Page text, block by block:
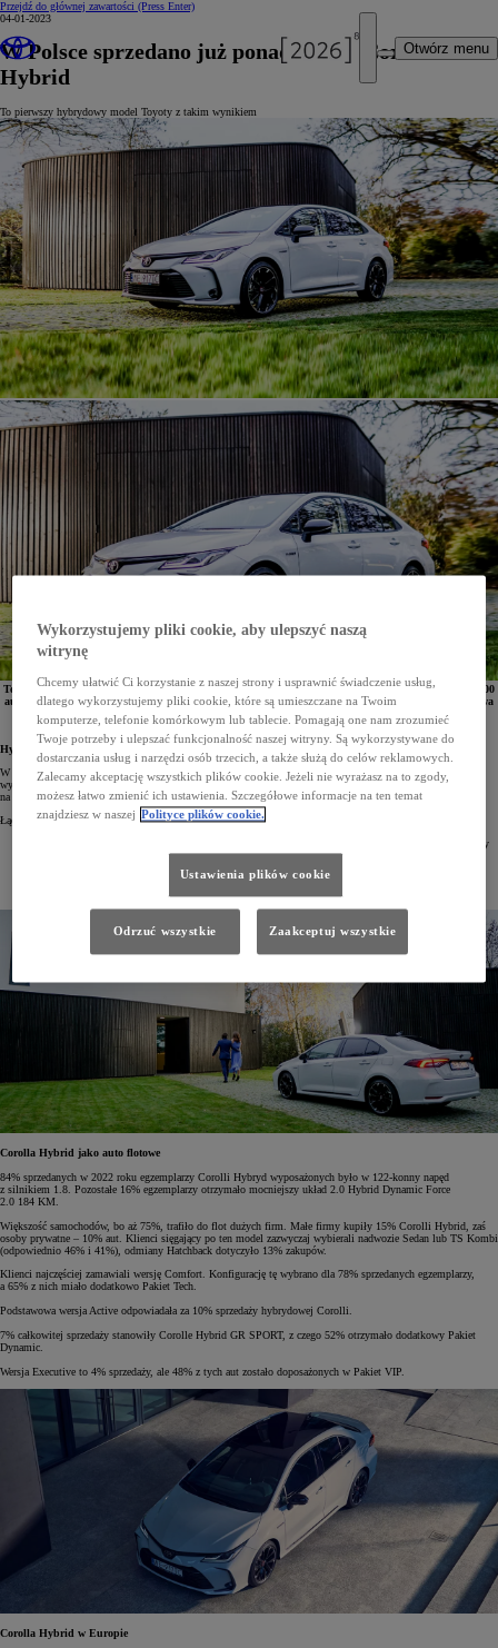
Przejdź do głównej zawartości (Press Enter)
Otwórz menu
04-01-2023
W Polsce sprzedano już ponad 50 000 Corolli
Hybrid
To pierwszy hybrydowy model Toyoty z takim wynikiem
Toyota Corolla Hybrid jako pierwszy hybrydowy model marki osiągnął łączną sprzedaż ponad 50 000
aut. Od chwili pojawienia się na rynku Corolla jest najpopularniejszą hybrydą Toyoty w Polsce. Dwa
napędy hybrydowe o mocy 122 KM i 184 KM stanowiły w 2022 roku 59% całkowitej sprzedaży
modelu.
Hybrydowa Corolla z rekordem sprzedaży
W Polsce sprzedano już ponad 50 000 Corolli Hybrid. Jest to pierwszy hybrydowy model Toyoty z takim
wynikiem. Od początku obecności na polskim rynku, czyli od 2019 roku, Corolla zajmuje pierwsze miejsce
na liście najlepiej sprzedających się hybryd marki.
Łączna liczba egzemplarzy sprzedanych do końca grudnia 2022 roku wyniosła 50 445 aut:
2019 rok – salony Toyoty opuściło 10 829 hybrydowych Corolli – po raz pierwszy hybryda Toyoty
uzyskała roczny wynik powyżej 10 000 egz,
2020 rok – klienci Toyoty kupili 10 433 hybrydowe Corolle,
2021 rok – padł rekord – sprzedaż wyniosła 16 925 aut,
Corolla Hybrid jako auto flotowe
84% sprzedanych w 2022 roku egzemplarzy Corolli Hybryd wyposażonych było w 122-konny napęd
z silnikiem 1.8. Pozostałe 16% egzemplarzy otrzymało mocniejszy układ 2.0 Hybrid Dynamic Force
2.0 184 KM.
Większość samochodów, bo aż 75%, trafiło do flot dużych firm. Małe firmy kupiły 15% Corolli Hybrid, zaś
osoby prywatne – 10% aut. Klienci sięgający po ten model zazwyczaj wybierali nadwozie Sedan lub TS Kombi
(odpowiednio 46% i 41%), odmiany Hatchback dotyczyło 13% zakupów.
Klienci najczęściej zamawiali wersję Comfort. Konfigurację tę wybrano dla 78% sprzedanych egzemplarzy,
a 65% z nich miało dodatkowo Pakiet Tech.
Podstawowa wersja Active odpowiadała za 10% sprzedaży hybrydowej Corolli.
7% całkowitej sprzedaży stanowiły Corolle Hybrid GR SPORT, z czego 52% otrzymało dodatkowy Pakiet
Dynamic.
Wersja Executive to 4% sprzedaży, ale 48% z tych aut zostało doposażonych w Pakiet VIP.
Corolla Hybrid w Europie
Wykorzystujemy pliki cookie, aby ulepszyć naszą
witrynę
Chcemy ułatwić Ci korzystanie z naszej strony i usprawnić świadczenie usług,
dlatego wykorzystujemy pliki cookie, które są umieszczane na Twoim
komputerze, telefonie komórkowym lub tablecie. Pomagają one nam zrozumieć
Twoje potrzeby i ulepszać funkcjonalność naszej witryny. Są wykorzystywane do
dostarczania usług i narzędzi osób trzecich, a także służą do celów reklamowych.
Zalecamy akceptację wszystkich plików cookie. Jeżeli nie wyrażasz na to zgody,
możesz łatwo zmienić ich ustawienia. Szczegółowe informacje na ten temat
znajdziesz w naszej Polityce plików cookie.
Ustawienia plików cookie
Odrzuć wszystkie Zaakceptuj wszystkie